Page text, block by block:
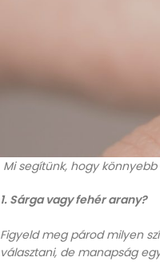
Mi segítünk, hogy
1. Sárga vagy fehér arany?
Figyeld meg párod milyen
választani, de manapság